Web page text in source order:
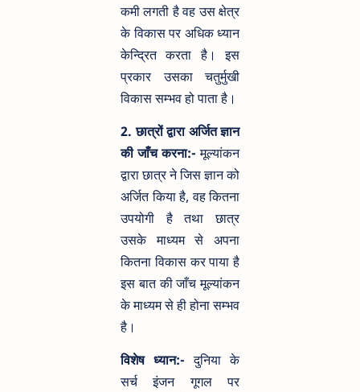
कमी लगती है वह उस क्षेत्र
के विकास पर अधिक ध्यान
केन्द्रित करता है। इस
प्रकार उसका चतुर्मुखी
विकास सम्भव हो पाता है।
2. छात्रों द्वारा अर्जित ज्ञान
की जाँच करना:- मूल्यांकन
द्वारा छात्र ने जिस ज्ञान को
अर्जित किया है, वह कितना
उपयोगी है तथा छात्र
उसके माध्यम से अपना
कितना विकास कर पाया है
इस बात की जाँच मूल्यांकन
के माध्यम से ही होना सम्भव
है।
विशेष ध्यान:- दुनिया के
सर्च इंजन गूगल पर